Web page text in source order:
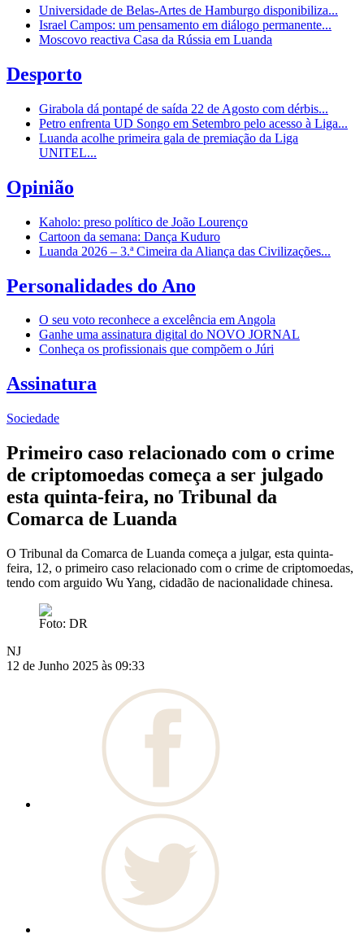
Universidade de Belas-Artes de Hamburgo disponibiliza...
Israel Campos: um pensamento em diálogo permanente...
Moscovo reactiva Casa da Rússia em Luanda
Desporto
Girabola dá pontapé de saída 22 de Agosto com dérbis...
Petro enfrenta UD Songo em Setembro pelo acesso à Liga...
Luanda acolhe primeira gala de premiação da Liga
UNITEL...
Opinião
Kaholo: preso político de João Lourenço
Cartoon da semana: Dança Kuduro
Luanda 2026 – 3.ª Cimeira da Aliança das Civilizações...
Personalidades do Ano
O seu voto reconhece a excelência em Angola
Ganhe uma assinatura digital do NOVO JORNAL
Conheça os profissionais que compõem o Júri
Assinatura
Sociedade
Primeiro caso relacionado com o crime
de criptomoedas começa a ser julgado
esta quinta-feira, no Tribunal da
Comarca de Luanda
O Tribunal da Comarca de Luanda começa a julgar, esta quinta-
feira, 12, o primeiro caso relacionado com o crime de criptomoedas,
tendo com arguido Wu Yang, cidadão de nacionalidade chinesa.
Foto: DR
NJ
12 de Junho 2025 às 09:33